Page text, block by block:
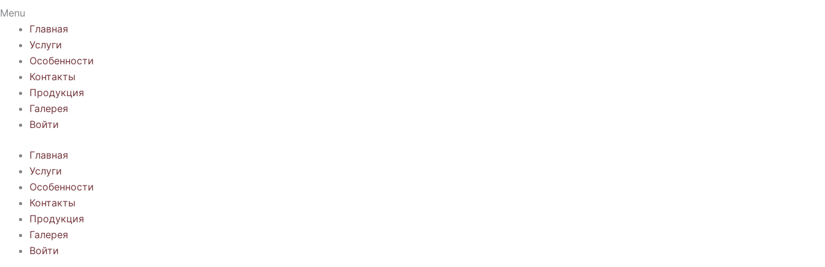
Menu
Главная
Услуги
Особенности
Контакты
Продукция
Галерея
Войти
Главная
Услуги
Особенности
Контакты
Продукция
Галерея
Войти